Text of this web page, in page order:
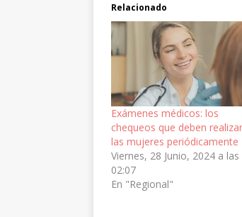
Relacionado
Exámenes médicos: los
chequeos que deben
las mujeres periódicamente
Viernes, 28 Junio, 2024 a las
02:07
En "Regional"